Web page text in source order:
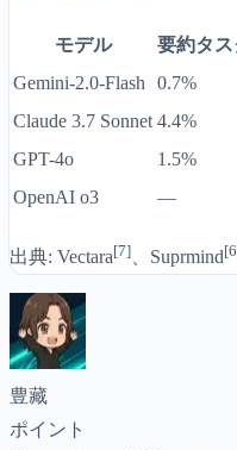
モデル 要約タス
Gemini-2.0-Flash
0.7%
Claude 3.7 Sonnet 4.4%
GPT-4o
1.5%
OpenAI o3
—
出典: Vectara[7] 、Suprmind
豊藏
ポイント